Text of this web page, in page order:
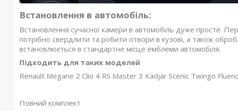
Встановлення в автомобіль:
Встановлення сучасної камери в автомобіль дуже просте.
потрібно свердлити та робити отвори в кузові, а також
встановлюється в стандартне місце емблеми автомобіля.
Підходить для таких моделей
Renault Megane 2 Clio 4 RS Master 3 Kadjar Scenic Twingo
Повний комплект